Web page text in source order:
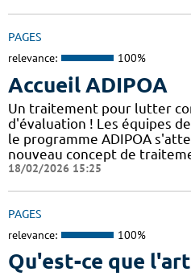
PAGES
relevance: 100%
Accueil ADIPOA
Un traitement pour lutter
d'évaluation ! Les équipes
le programme ADIPOA
nouveau concept de
18/02/2026 15:25
PAGES
relevance: 100%
Qu'est-ce que